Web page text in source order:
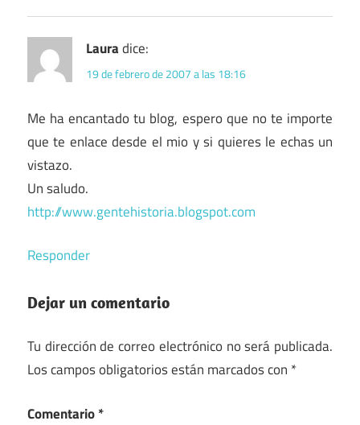
Lauradice:
19 de febrero de 2007 a las 18:16
Me ha encantado tu blog, espero que no te importe
que te enlace desde el mio y si quieres le echas un
vistazo.
Un saludo.
http://www.gentehistoria.blogspot.com
Responder
Dejar un comentario
Tu dirección de correo electrónico no será publicada.
Los campos obligatorios están marcados con *
Comentario*